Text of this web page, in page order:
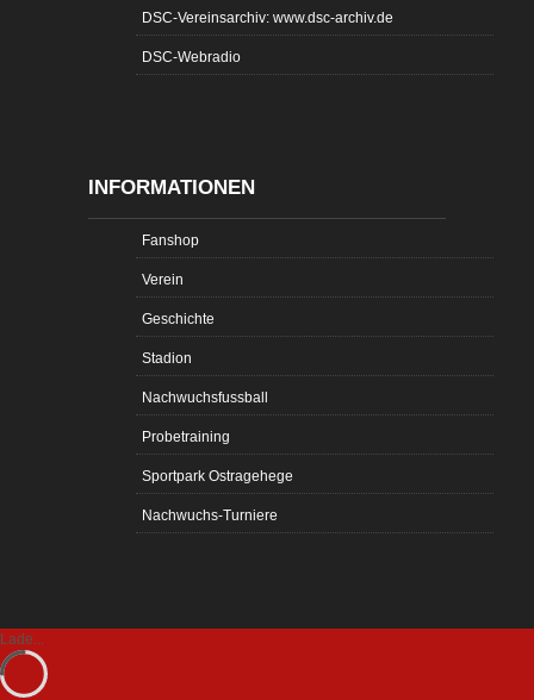
DSC-Vereinsarchiv: www.dsc-archiv.de
DSC-Webradio
INFORMATIONEN
Fanshop
Verein
Geschichte
Stadion
Nachwuchsfussball
Probetraining
Sportpark Ostragehege
Nachwuchs-Turniere
Lade...